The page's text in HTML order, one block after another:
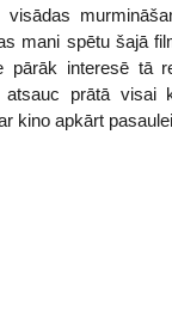
mani spētu šajā
pārāk interesē tā
prātā visai
kino apkārt